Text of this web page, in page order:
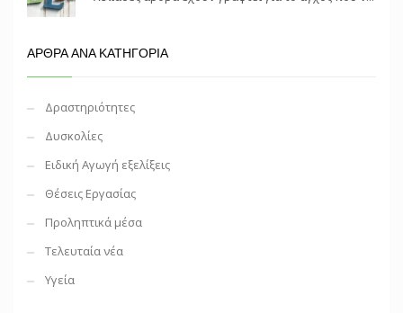
ΑΡΘΡΑ ΑΝΑ ΚΑΤΗΓΟΡΙΑ
Δραστηριότητες
Δυσκολίες
Ειδική Αγωγή εξελίξεις
Θέσεις Εργασίας
Προληπτικά μέσα
Τελευταία νέα
Υγεία